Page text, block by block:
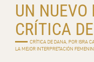
UN
CRÍTICA
CRÍTICA DE DANA, POR ISRA
LA MEJOR INTERPRETACIÓN